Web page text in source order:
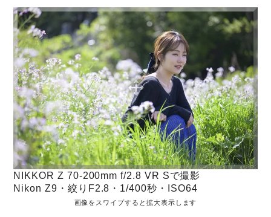
NIKKOR Z 70-200mm f/2.8 VR Sで撮影
Nikon Z9・絞りF2.8・1/400秒・ISO64
画像をスワイプすると拡大表示します